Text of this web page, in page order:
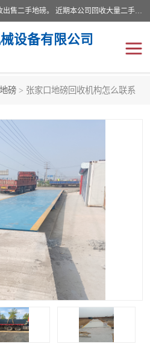
本公司常年出售回收二手地磅，回收出售二手地磅。 近期本公司回收大量二手地磅，型号齐全，宽度从2米到3.5米，长度5米到25米，承重吨位从10到200吨，成色7—9成新。 ? 使用年限6个月至2年，产品来源于个人闲置品，工矿企业停用品，因小换大而来。 精准度和新的一样， 二手地磅是内行人的选择，打个电话就省钱朋友您好等什么
设备有限公司
地磅 > 张家口地磅回收机构怎么联系
食品烘干机
输送机
全自动输送机
食品螺旋塔
木材撕碎机
金属撕碎机